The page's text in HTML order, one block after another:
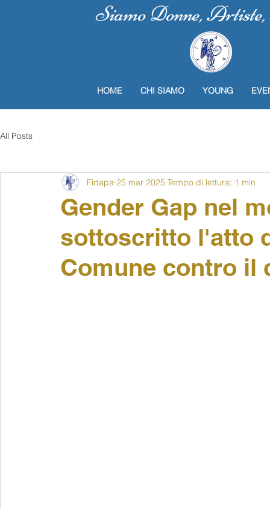
Siamo Donne,
HOME CHI SIAMO YOUNG
All Posts
Gender Gap nel
sottoscritto l'atto
Comune contro il
Fidapa 25 mar 2025 Tempo di lettura: 1 min